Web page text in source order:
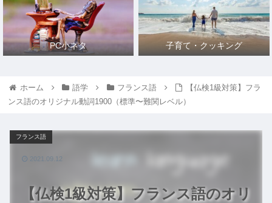
PC小ネタ 子育て・クッキング
ホーム 語学 フランス語
【仏検1級対策】フラ
ンス語のオリジナル動詞1900（標準〜難関レベル）
【仏検1級対策】フランス語のオリ
フランス語
2021.09.12